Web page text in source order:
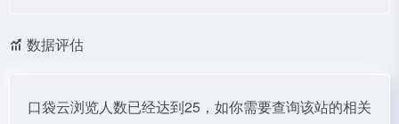
数据评估
口袋云浏览人数已经达到25，如你需要查询该站的相关